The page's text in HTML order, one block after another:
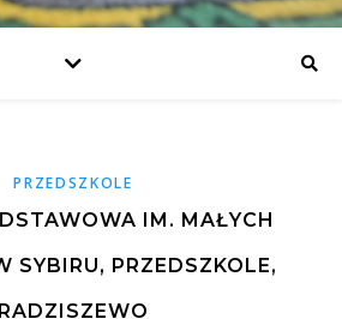
PRZEDSZKOLE
IM. MAŁYCH
SYBIRU, PRZEDSZKOLE,
RADZISZEWO